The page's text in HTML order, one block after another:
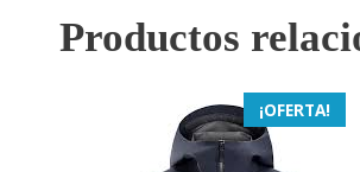
Productos
¡OFERTA!